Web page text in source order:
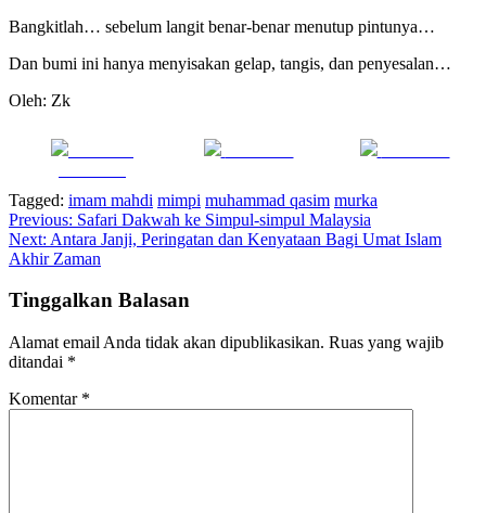
Bangkitlah… sebelum langit benar-benar menutup pintunya…
Dan bumi ini hanya menyisakan gelap, tangis, dan penyesalan…
Oleh: Zk
Tagged: imam mahdi mimpi muhammad qasim murka
Navigasi
pos
Previous: Safari Dakwah ke Simpul-simpul Malaysia
Next: Antara Janji, Peringatan dan Kenyataan Bagi Umat Islam
Akhir Zaman
Tinggalkan Balasan
Alamat email Anda tidak akan dipublikasikan. Ruas yang wajib
ditandai *
Komentar *